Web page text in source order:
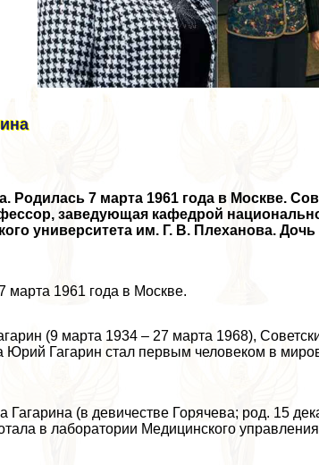
Родилась 7 марта 1961 года в Москве.
заведующая кафедрой
университета им. Г. В. Плеханова.
марта 1961 года в Москве.
(9 марта 1934 – 27 марта 1968),
Юрий Гагарин стал первым человеком в
(в девичестве Горячева; род. 15
в лаборатории Медицинского